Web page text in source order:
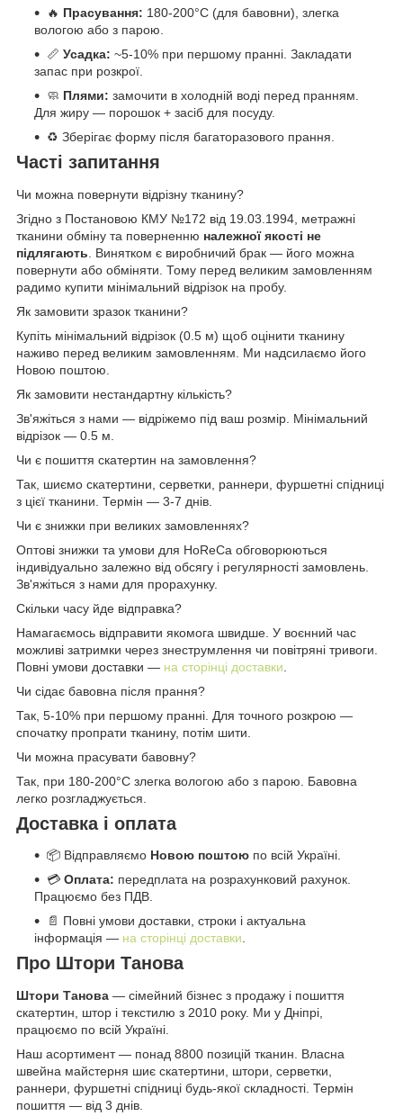
🔥 Прасування: 180-200°C (для бавовни), злегка
вологою або з парою.
📏 Усадка: ~5-10% при першому пранні. Закладати
запас при розкрої.
🧼 Плями: замочити в холодній воді перед пранням.
Для жиру — порошок + засіб для посуду.
♻️ Зберігає форму після багаторазового прання.
Часті запитання
Чи можна повернути відрізну тканину?
Згідно з Постановою КМУ №172 від 19.03.1994, метражні
тканини обміну та поверненню належної якості не
підлягають . Винятком є виробничий брак — його можна
повернути або обміняти. Тому перед великим замовленням
радимо купити мінімальний відрізок на пробу.
Як замовити зразок тканини?
Купіть мінімальний відрізок (0.5 м) щоб оцінити тканину
наживо перед великим замовленням. Ми надсилаємо його
Новою поштою.
Як замовити нестандартну кількість?
Зв'яжіться з нами — відріжемо під ваш розмір. Мінімальний
відрізок — 0.5 м.
Чи є пошиття скатертин на замовлення?
Так, шиємо скатертини, серветки, раннери, фуршетні спідниці
з цієї тканини. Термін — 3-7 днів.
Чи є знижки при великих замовленнях?
Оптові знижки та умови для HoReCa обговорюються
індивідуально залежно від обсягу і регулярності замовлень.
Зв'яжіться з нами для прорахунку.
Скільки часу йде відправка?
Намагаємось відправити якомога швидше. У воєнний час
можливі затримки через знеструмлення чи повітряні тривоги.
Повні умови доставки — на сторінці доставки
Чи сідає бавовна після прання?
Так, 5-10% при першому пранні. Для точного розкрою —
спочатку пропрати тканину, потім шити.
Чи можна прасувати бавовну?
Так, при 180-200°C злегка вологою або з парою. Бавовна
легко розгладжується.
Доставка і оплата
📦 Відправляємо Новою поштою по всій Україні.
💳 Оплата: передплата на розрахунковий рахунок.
Працюємо без ПДВ.
📄 Повні умови доставки, строки і актуальна
інформація — на сторінці доставки
Про Штори Танова
Штори Танова — сімейний бізнес з продажу і пошиття
скатертин, штор і текстилю з 2010 року. Ми у Дніпрі,
працюємо по всій Україні.
Наш асортимент — понад 8800 позицій тканин. Власна
швейна майстерня шиє скатертини, штори, серветки,
раннери, фуршетні спідниці будь-якої складності. Термін
пошиття — від 3 днів.